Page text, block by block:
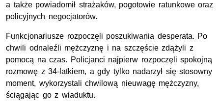
a także powiadomił strażaków, pogotowie ratunkowe oraz
policyjnych negocjatorów.
Funkcjonariusze rozpoczęli poszukiwania desperata. Po
chwili odnaleźli mężczyznę i na szczęście zdążyli z
pomocą na czas. Policjanci najpierw rozpoczęli spokojną
rozmowę z 34-latkiem, a gdy tylko nadarzył się stosowny
moment, wykorzystali chwilową nieuwagę mężczyzny,
ściągając go z wiaduktu.